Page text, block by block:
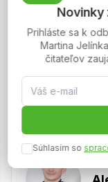
Keď som si
ponúkaných
pre mňa
flexibilita, ale v
informácií oproti
polročný kurz
Novinky
Prihláste sa k
Martina
čitateľov
Súhlasím so